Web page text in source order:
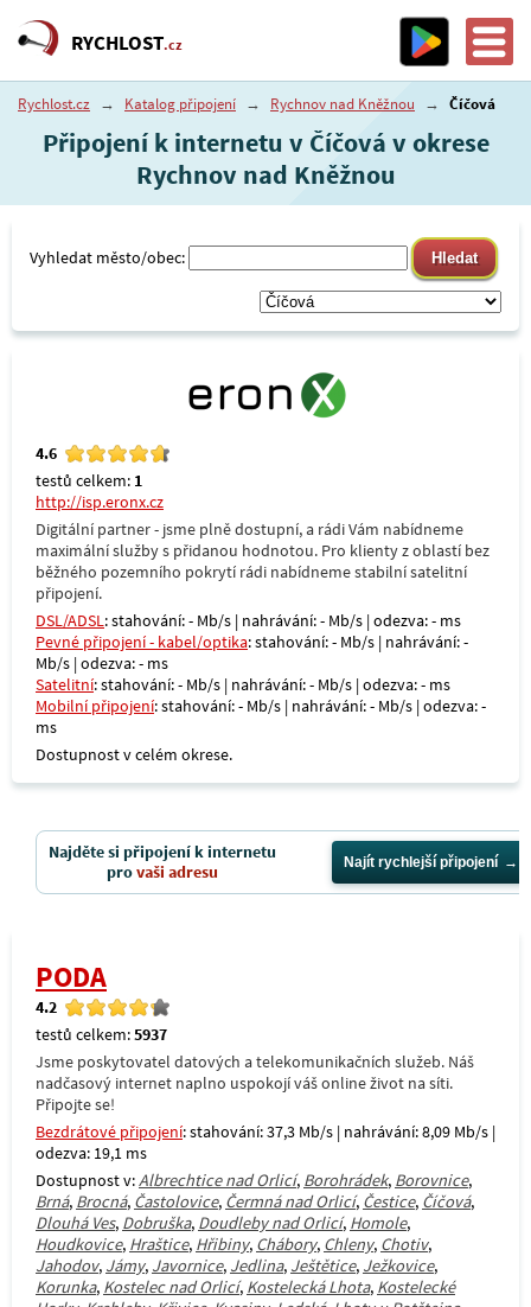
RYCHLOST.cz
Rychlost.cz → Katalog připojení → Rychnov nad Kněžnou → Číčová
Připojení k internetu v Číčová v okrese
Rychnov nad Kněžnou
Vyhledat město/obec:
4.6
testů celkem: 1
http://isp.eronx.cz
Digitální partner - jsme plně dostupní, a rádi Vám nabídneme
maximální služby s přidanou hodnotou. Pro klienty z oblastí bez
běžného pozemního pokrytí rádi nabídneme stabilní satelitní
připojení.
DSL/ADSL: stahování: - Mb/s | nahrávání: - Mb/s | odezva: - ms
Pevné připojení - kabel/optika: stahování: - Mb/s | nahrávání: -
Mb/s | odezva: - ms
Satelitní: stahování: - Mb/s | nahrávání: - Mb/s | odezva: - ms
Mobilní připojení: stahování: - Mb/s | nahrávání: - Mb/s | odezva: -
ms
Dostupnost v celém okrese.
Najděte si připojení k internetu
provaši adresu Najít rychlejší připojení
PODA
4.2
testů celkem:5937
Jsme poskytovatel datových a telekomunikačních služeb. Náš
nadčasový internet naplno uspokojí váš online život na síti.
Připojte se!
Bezdrátové připojení: stahování: 37,3 Mb/s | nahrávání: 8,09 Mb/s |
odezva: 19,1 ms
Dostupnost v:Albrechtice nad Orlicí, Borohrádek, Borovnice,
Brná, Brocná, Častolovice, Čermná nad Orlicí, Čestice, Číčová,
Dlouhá Ves, Dobruška, Doudleby nad Orlicí, Homole,
Houdkovice, Hraštice, Hřibiny, Chábory, Chleny, Chotiv,
Jahodov, Jámy, Javornice, Jedlina, Ještětice, Ježkovice,
Korunka, Kostelec nad Orlicí, Kostelecká Lhota, Kostelecké